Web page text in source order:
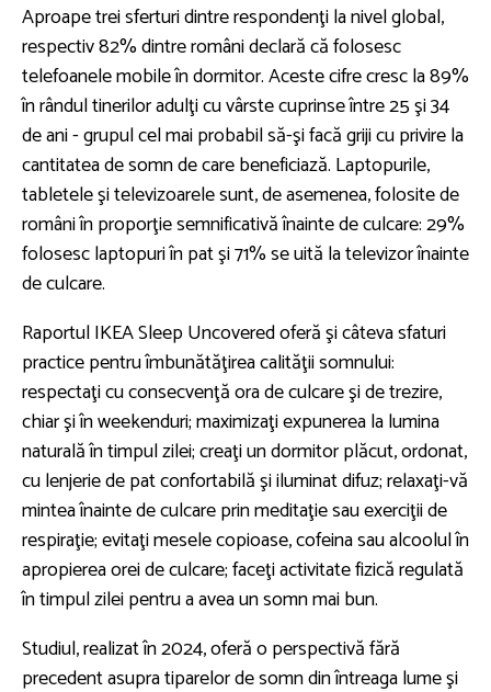
Aproape trei sferturi dintre respondenţi la nivel global,
respectiv 82% dintre români declară că folosesc
telefoanele mobile în dormitor. Aceste cifre cresc la 89%
în rândul tinerilor adulţi cu vârste cuprinse între 25 şi 34
de ani - grupul cel mai probabil să-şi facă griji cu privire la
cantitatea de somn de care beneficiază. Laptopurile,
tabletele şi televizoarele sunt, de asemenea, folosite de
români în proporţie semnificativă înainte de culcare: 29%
folosesc laptopuri în pat şi 71% se uită la televizor înainte
de culcare.
Raportul IKEA Sleep Uncovered oferă şi câteva sfaturi
practice pentru îmbunătăţirea calităţii somnului:
respectaţi cu consecvenţă ora de culcare şi de trezire,
chiar şi în weekenduri; maximizaţi expunerea la lumina
naturală în timpul zilei; creaţi un dormitor plăcut, ordonat,
cu lenjerie de pat confortabilă şi iluminat difuz; relaxaţi-vă
mintea înainte de culcare prin meditaţie sau exerciţii de
respiraţie; evitaţi mesele copioase, cofeina sau alcoolul în
apropierea orei de culcare; faceţi activitate fizică regulată
în timpul zilei pentru a avea un somn mai bun.
Studiul, realizat în 2024, oferă o perspectivă fără
precedent asupra tiparelor de somn din întreaga lume şi